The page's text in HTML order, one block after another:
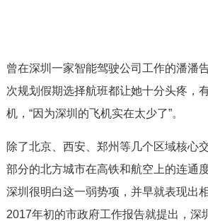
曾在深圳一家智能驾驶公司工作的潘潘
次规划假期选择航班都让她十分头疼，
机，“因为深圳的飞机实在太少了”。
除了北京、西安、郑州等几个区域核心
部分的北方城市在高铁和航空上的连通度
深圳很明白这一弱势项，并早就表现出
2017年初的市政府工作报告就提出，深